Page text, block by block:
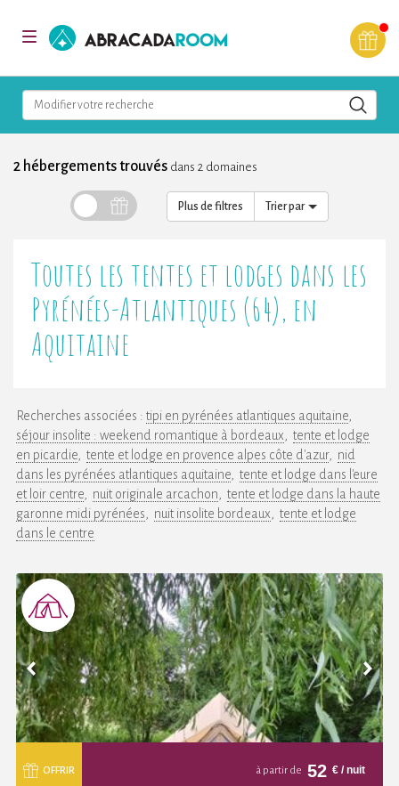
Toggle
AbracadaRoom
Modifier votre recherche
2 hébergements trouvés dans 2 domaines
Plus de filtres
Toutes les tentes et lodges dans les
Pyrénées-Atlantiques (64), en
Aquitaine
Recherches associées : tipi en pyrénées atlantiques aquitaine
séjour insolite : weekend romantique à bordeaux
tente et lodge
en picardie
tente et lodge en provence alpes côte d'azur
nid
dans les pyrénées atlantiques aquitaine
tente et lodge dans l'eure
et loir centre
nuit originale arcachon
tente et lodge dans la haute
garonne midi pyrénées
nuit insolite bordeaux
tente et lodge
dans le centre
OFFRIR à partir de 52 € / nuit